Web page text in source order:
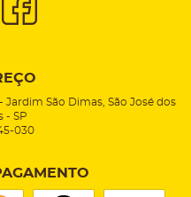
- Jardim São Dimas, São José dos
- SP
030